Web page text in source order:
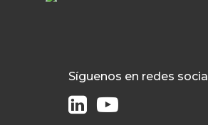
Síguenos en redes